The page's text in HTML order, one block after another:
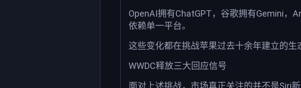
OpenAI拥有ChatGPT，谷歌拥有Gemini，
依赖单一平台。
这些变化都在挑战苹果过去十余年建立的生
WWDC释放三大回应信号
面对上述挑战，市场真正关注的并不是Siri